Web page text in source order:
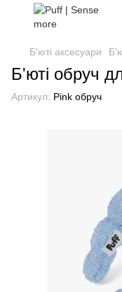
Б'юті аксесуари
Б'юті обруч
Артикул: Pink обруч